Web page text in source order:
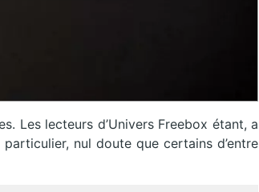
Les lecteurs d’Univers Freebox étant, a
nul doute que certains d’entre